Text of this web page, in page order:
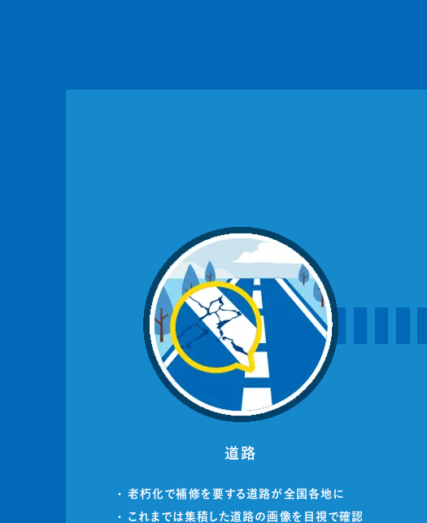
道路
・ 老朽化で補修を要する道路が全国各地に
・ これまでは集積した道路の画像を目視で確認